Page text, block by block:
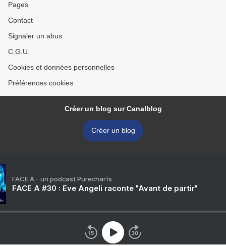
Pages
Contact
Signaler un abus
C.G.U.
Cookies et données personnelles
Préférences cookies
Créer un blog sur Canalblog
Créer un blog
FACE A - un podcast Purecharts
FACE A #30 : Eve Angeli raconte "Avant de partir"